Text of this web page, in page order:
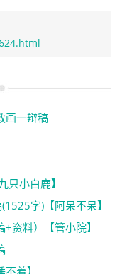
画一辩稿
小白鹿】
字)【阿呆不呆】
资料）【管小院】